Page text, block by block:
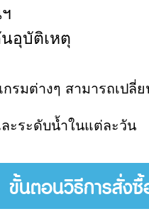
อุบัติเหตุ
รมต่างๆ สามารถเป
ะระดับน้ำในแต่ละวัน
ขั้นตอนวิธีการสั่งซื้